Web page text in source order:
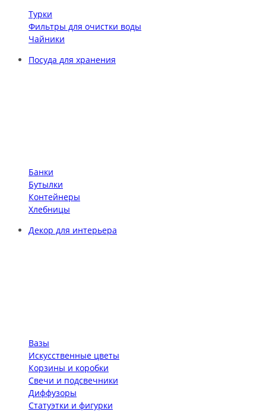
Турки
Фильтры для очистки воды
Чайники
Посуда для хранения
Банки
Бутылки
Контейнеры
Хлебницы
Декор для интерьера
Вазы
Искусственные цветы
Корзины и коробки
Свечи и подсвечники
Диффузоры
Статуэтки и фигурки